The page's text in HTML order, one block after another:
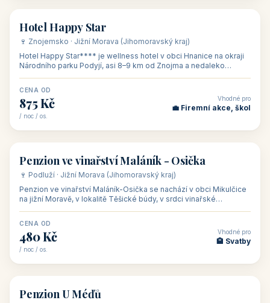
🏨 hotel
Hotel Happy Star
🍷 Znojemsko · Jižní Morava (Jihomoravský kraj)
Hotel Happy Star**** je wellness hotel v obci Hnanice na okraji
Národního parku Podyjí, asi 8–9 km od Znojma a nedaleko
CENA OD
875 Kč
/ noc / os.
Vhodné pro
💼 Firemní akce, škol
🏡 penzion
Penzion ve vinařství Maláník - Osička
🍷 Podluží · Jižní Morava (Jihomoravský kraj)
Penzion ve vinařství Maláník-Osička se nachází v obci Mikulčice
na jižní Moravě, v lokalitě Těšické búdy, v srdci vinařské
CENA OD
480 Kč
/ noc / os.
Vhodné pro
🏨 Svatby
🏡 penzion
Penzion U Méďů